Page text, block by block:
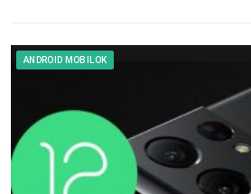
ANDROID MOBILOK